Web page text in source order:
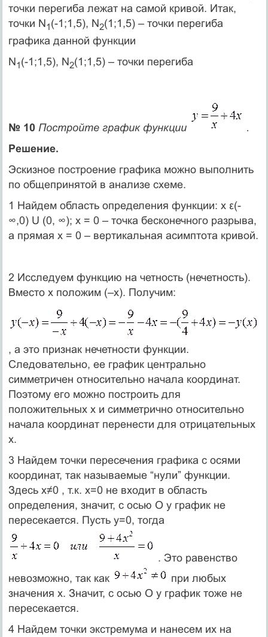
точки перегиба лежат на самой кривой. Итак,
точки N1(-1;1,5), N2(1;1,5) – точки перегиба
графика данной функции
N1(-1;1,5), N2(1;1,5) – точки перегиба
№ 10 Постройте график функции
.
Решение.
Эскизное построение графика можно выполнить
по общепринятой в анализе схеме.
1 Найдем область определения функции: x ε(-
∞,0) U (0, ∞); x = 0 – точка бесконечного разрыва,
а прямая x = 0 – вертикальная асимптота кривой.
2 Исследуем функцию на четность (нечетность).
Вместо x положим (–x). Получим:
, а это признак нечетности функции.
Следовательно, ее график центрально
симметричен относительно начала координат.
Поэтому его можно построить для
положительных x и симметрично относительно
начала координат перенести для отрицательных
x.
3 Найдем точки пересечения графика с осями
координат, так называемые “нули” функции.
Здесь x≠0 , т.к. x=0 не входит в область
определения, значит, с осью O y график не
пересекается. Пусть y=0, тогда
. Это равенство
невозможно, так как
при любых
значения x. Значит, с осью O y график тоже не
пересекается.
4 Найдем точки экстремума и нанесем их на